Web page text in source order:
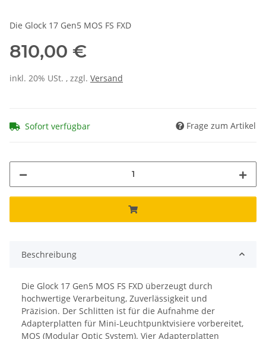
Die Glock 17 Gen5 MOS FS FXD
810,00 €
inkl. 20% USt. , zzgl. Versand
Sofort verfügbar Frage zum Artikel
Beschreibung
Die Glock 17 Gen5 MOS FS FXD überzeugt durch
hochwertige Verarbeitung, Zuverlässigkeit und
Präzision. Der Schlitten ist für die Aufnahme der
Adapterplatten für Mini-Leuchtpunktvisiere vorbereitet,
MOS (Modular Optic System). Vier Adapterplatten